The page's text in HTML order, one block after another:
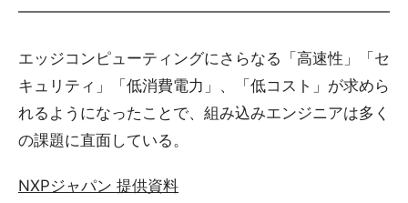
エッジコンピューティングにさらなる「高速性」「セ
キュリティ」「低消費電力」、「低コスト」が求めら
れるようになったことで、組み込みエンジニアは多く
の課題に直面している。
NXPジャパン 提供資料